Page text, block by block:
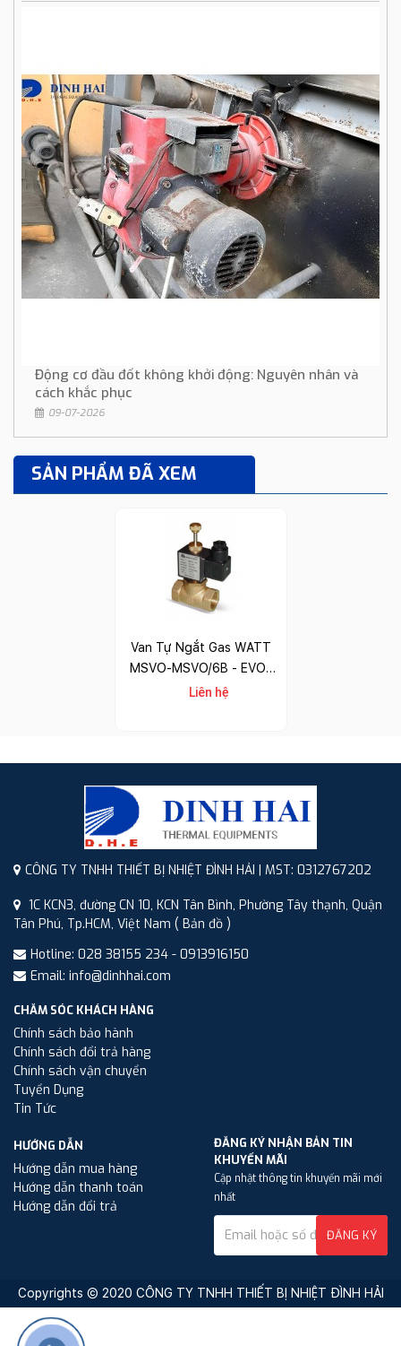
Động cơ đầu đốt không khởi động: Nguyên nhân và
cách khắc phục
09-07-2026
SẢN PHẨM ĐÃ XEM
Van Tự Ngắt Gas WATT
MSVO-MSVO/6B - EVO-
EVO/6B
Liên hệ
CÔNG TY TNHH THIẾT BỊ NHIỆT ĐÌNH HẢI | MST: 0312767202
1C KCN3, đường CN 10, KCN Tân Bình, Phường Tây thạnh, Quận
Tân Phú, Tp.HCM, Việt Nam ( Bản đồ )
Hotline: 028 38155 234 - 0913916150
Email: info@dinhhai.com
CHĂM SÓC KHÁCH HÀNG
Chính sách bảo hành
Chính sách đổi trả hàng
Chính sách vận chuyển
Tuyển Dụng
Tin Tức
HƯỚNG DẪN
Hướng dẫn mua hàng
Hướng dẫn thanh toán
Hướng dẫn đổi trả
ĐĂNG KÝ NHẬN BẢN TIN
KHUYẾN MÃI
Cập nhật thông tin khuyến mãi mới
nhất
ĐĂNG KÝ
Copyrights © 2020 CÔNG TY TNHH THIẾT BỊ NHIỆT ĐÌNH HẢI